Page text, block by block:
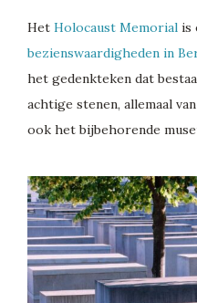
Het Holocaust Memorial is
bezienswaardigheden in
het gedenkteken dat
achtige stenen, allemaal
ook het bijbehorende